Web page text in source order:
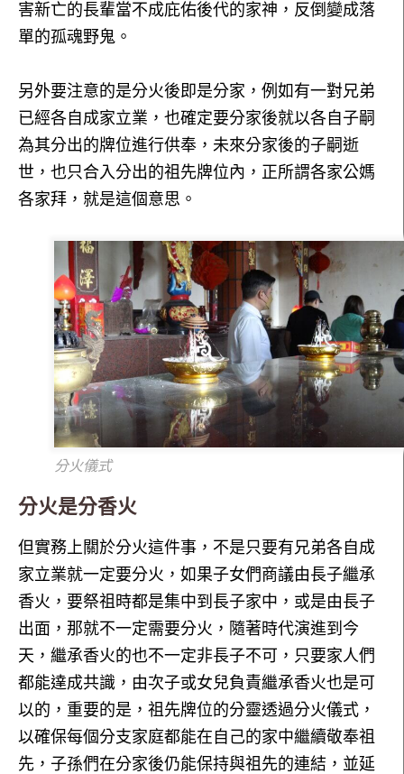
害新亡的長輩當不成庇佑後代的家神，反倒變成落
單的孤魂野鬼。
另外要注意的是分火後即是分家，例如有一對兄弟
已經各自成家立業，也確定要分家後就以各自子嗣
為其分出的牌位進行供奉，未來分家後的子嗣逝
世，也只合入分出的祖先牌位內，正所謂各家公媽
各家拜，就是這個意思。
分火儀式
分火是分香火
但實務上關於分火這件事，不是只要有兄弟各自成
家立業就一定要分火，如果子女們商議由長子繼承
香火，要祭祖時都是集中到長子家中，或是由長子
出面，那就不一定需要分火，隨著時代演進到今
天，繼承香火的也不一定非長子不可，只要家人們
都能達成共識，由次子或女兒負責繼承香火也是可
以的，重要的是，祖先牌位的分靈透過分火儀式，
以確保每個分支家庭都能在自己的家中繼續敬奉祖
先，子孫們在分家後仍能保持與祖先的連結，並延